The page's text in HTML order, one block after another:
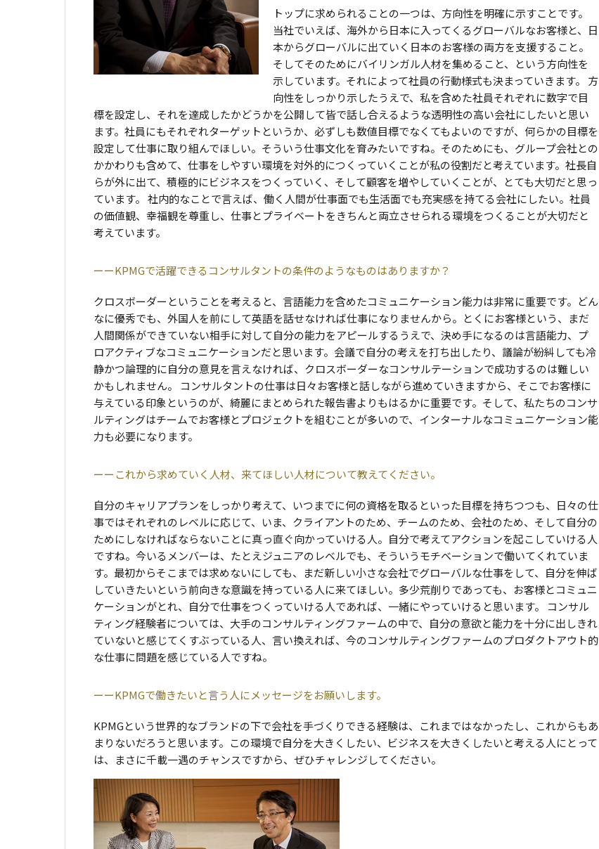
トップに求められることの一つは、方向性を明確に示すことです。
当社でいえば、海外から日本に入ってくるグローバルなお客様と、日
本からグローバルに出ていく日本のお客様の両方を支援すること。
そしてそのためにバイリンガル人材を集めること、という方向性を
示しています。それによって社員の行動様式も決まっていきます。 方
向性をしっかり示したうえで、私を含めた社員それぞれに数字で目
標を設定し、それを達成したかどうかを公開して皆で話し合えるような透明性の高い会社にしたいと思い
ます。社員にもそれぞれターゲットというか、必ずしも数値目標でなくてもよいのですが、何らかの目標を
設定して仕事に取り組んでほしい。そういう仕事文化を育みたいですね。そのためにも、グループ会社との
かかわりも含めて、仕事をしやすい環境を対外的につくっていくことが私の役割だと考えています。社長自
らが外に出て、積極的にビジネスをつくっていく、そして顧客を増やしていくことが、とても大切だと思っ
ています。 社内的なことで言えば、働く人間が仕事面でも生活面でも充実感を持てる会社にしたい。社員
の価値観、幸福観を尊重し、仕事とプライベートをきちんと両立させられる環境をつくることが大切だと
考えています。
KPMGで活躍できるコンサルタントの条件のようなものはありますか？
クロスボーダーということを考えると、言語能力を含めたコミュニケーション能力は非常に重要です。どん
なに優秀でも、外国人を前にして英語を話せなければ仕事になりませんから。とくにお客様という、まだ
人間関係ができていない相手に対して自分の能力をアピールするうえで、決め手になるのは言語能力、プ
ロアクティブなコミュニケーションだと思います。会議で自分の考えを打ち出したり、議論が紛糾しても冷
静かつ論理的に自分の意見を言えなければ、クロスボーダーなコンサルテーションで成功するのは難しい
かもしれません。 コンサルタントの仕事は日々お客様と話しながら進めていきますから、そこでお客様に
与えている印象というのが、綺麗にまとめられた報告書よりもはるかに重要です。そして、私たちのコンサ
ルティングはチームでお客様とプロジェクトを組むことが多いので、インターナルなコミュニケーション能
力も必要になります。
これから求めていく人材、来てほしい人材について教えてください。
自分のキャリアプランをしっかり考えて、いつまでに何の資格を取るといった目標を持ちつつも、日々の仕
事ではそれぞれのレベルに応じて、いま、クライアントのため、チームのため、会社のため、そして自分の
ためにしなければならないことに真っ直ぐ向かっていける人。自分で考えてアクションを起こしていける人
ですね。今いるメンバーは、たとえジュニアのレベルでも、そういうモチベーションで働いてくれていま
す。最初からそこまでは求めないにしても、まだ新しい小さな会社でグローバルな仕事をして、自分を伸ば
していきたいという前向きな意識を持っている人に来てほしい。多少荒削りであっても、お客様とコミュニ
ケーションがとれ、自分で仕事をつくっていける人であれば、一緒にやっていけると思います。 コンサル
ティング経験者については、大手のコンサルティングファームの中で、自分の意欲と能力を十分に出しきれ
ていないと感じてくすぶっている人、言い換えれば、今のコンサルティングファームのプロダクトアウト的
な仕事に問題を感じている人ですね。
KPMGで働きたいと言う人にメッセージをお願いします。
KPMGという世界的なブランドの下で会社を手づくりできる経験は、これまではなかったし、これからもあ
まりないだろうと思います。この環境で自分を大きくしたい、ビジネスを大きくしたいと考える人にとって
は、まさに千載一遇のチャンスですから、ぜひチャレンジしてください。